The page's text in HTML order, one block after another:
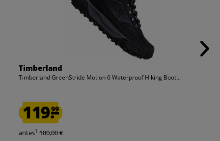
Timberland
Timberland GreenStride Motion 6 Waterproof Hiking Boot...
119.99
antes1 180,00 €